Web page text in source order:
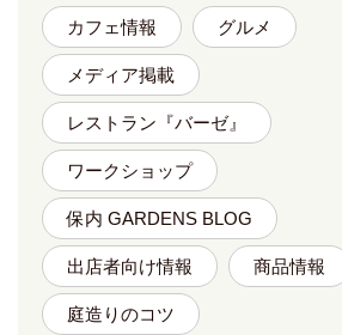
カフェ情報 グルメ
メディア掲載
レストラン『バーゼ』
ワークショップ
保内 GARDENS BLOG
出店者向け情報 商品情報
庭造りのコツ